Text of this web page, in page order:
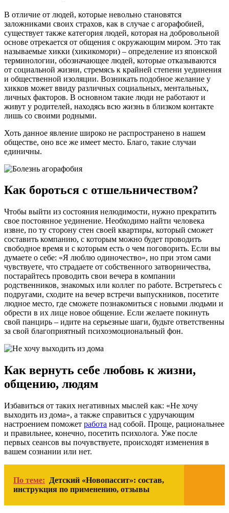
В отличие от людей, которые невольно становятся
заложниками своих страхов, как в случае с агорафобией,
существует также категория людей, которая на добровольной
основе отрекается от общения с окружающим миром. Это так
называемые хикки (хикикомори) – определение из японской
терминологии, обозначающее людей, которые отказываются
от социальной жизни, стремясь к крайней степени уединения
и общественной изоляции. Возникать подобное желание у
хикков может ввиду различных социальных, ментальных,
личных факторов. В основном такие люди не работают и
живут у родителей, находясь всю жизнь в близком контакте
лишь со своими родными.
Хоть данное явление широко не распространено в нашем
обществе, оно все же имеет место. Благо, такие случаи
единичны.
Как бороться с отшельничеством?
Чтобы выйти из состояния нелюдимости, нужно прекратить
свое постоянное уединение. Необходимо найти человека
извне, по ту сторону стен своей квартиры, который сможет
составить компанию, с которым можно будет проводить
свободное время и с которым есть о чем поговорить. Если вы
думаете о себе: «Я люблю одиночество», но при этом сами
чувствуете, что страдаете от собственного затворничества,
постарайтесь проводить свои вечера в компании
родственников, знакомых или коллег по работе. Встретьтесь с
подругами, сходите на вечер встречи выпускников, посетите
людное место, где сможете познакомиться с новыми людьми и
обрести в их лице новое общение. Если желаете покинуть
свой панцирь – идите на серьезные шаги, будьте ответственны
за свой благоприятный психоэмоциональный фон.
Как вернуть себе любовь к жизни,
общению, людям
Избавиться от таких негативных мыслей как: «Не хочу
выходить из дома», а также справиться с удручающим
настроением поможет работа над собой. Проще, рациональнее
и правильнее, конечно, посетить психолога. Уже после
первых сеансов вы почувствуете, происходят изменения в
вашем сознании или нет.
По теме:
Детский «Новопассит»: состав,
инструкция по применению, отзывы